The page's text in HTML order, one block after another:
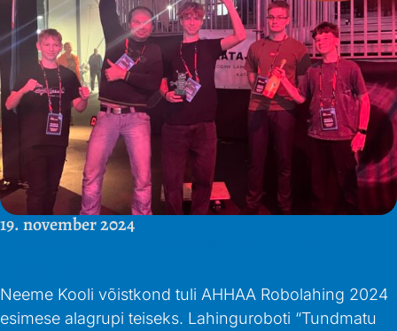
19. november 2024
Neeme Kooli võistkond tuli AHHAA Robolahing 2024
esimese alagrupi teiseks. Lahinguroboti “Tundmatu